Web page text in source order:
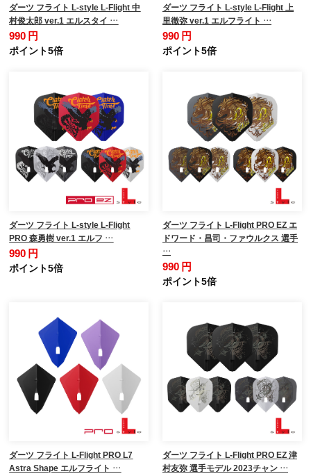
ダーツ フライト L-style L-Flight 中
村俊太郎 ver.1 エルスタイ …
990 円
ポイント5倍
ダーツ フライト L-style L-Flight 上
里徹弥 ver.1 エルフライト …
990 円
ポイント5倍
ダーツ フライト L-style L-Flight
PRO 森勇樹 ver.1 エルフ …
990 円
ポイント5倍
ダーツ フライト L-Flight PRO EZ エ
ドワード・昌司・ファウルクス 選手
…
990 円
ポイント5倍
ダーツ フライト L-Flight PRO L7
Astra Shape エルフライト …
ダーツ フライト L-Flight PRO EZ 津
村友弥 選手モデル 2023チャン …